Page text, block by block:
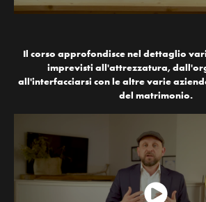
Il corso approfondisce nel dettaglio
imprevisti all'attrezzatura,
all'interfacciarsi con le altre varie
del matrimonio.